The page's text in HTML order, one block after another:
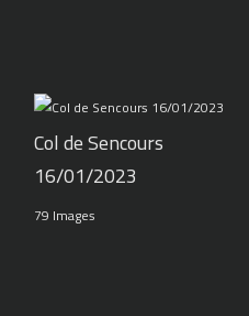
Col de Sencours
16/01/2023
79 Images